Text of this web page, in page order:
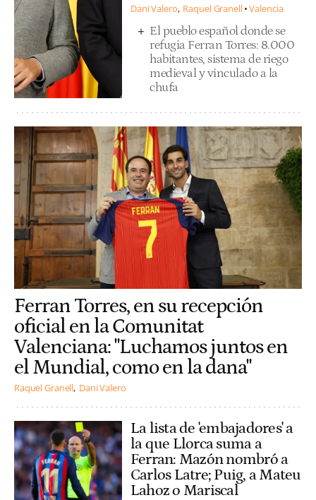
Dani Valero Raquel Granell Valencia
El pueblo español donde se
refugia Ferran Torres: 8.000
habitantes, sistema de riego
medieval y vinculado a la
chufa
Ferran Torres, en su recepción
oficial en la Comunitat
Valenciana: "Luchamos juntos en
el Mundial, como en la dana"
Raquel Granell Dani Valero
La lista de 'embajadores' a
la que Llorca suma a
Ferran: Mazón nombró a
Carlos Latre; Puig, a Mateu
Lahoz o Mariscal